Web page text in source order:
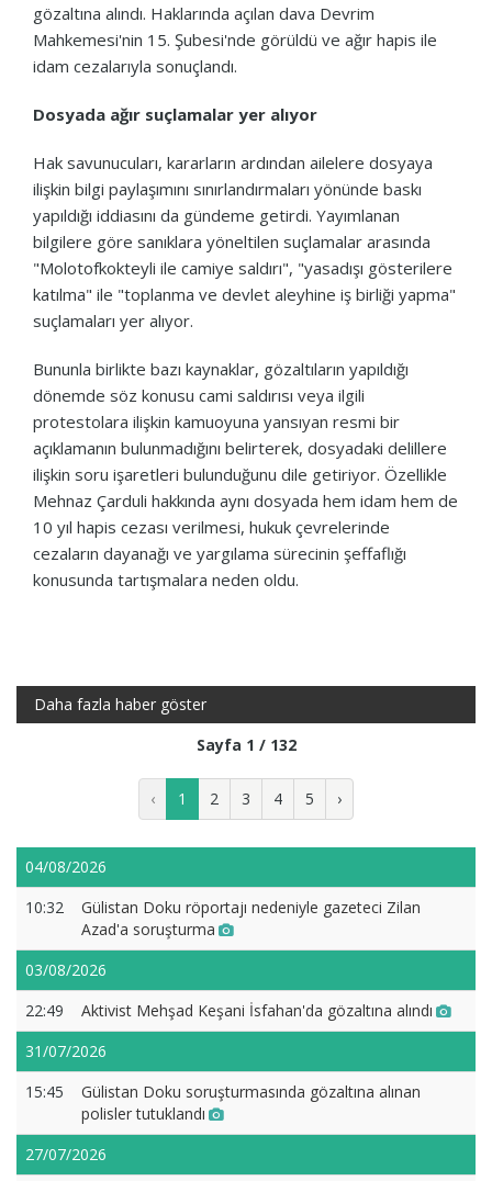
gözaltına alındı. Haklarında açılan dava Devrim
Mahkemesi'nin 15. Şubesi'nde görüldü ve ağır hapis ile
idam cezalarıyla sonuçlandı.
Dosyada ağır suçlamalar yer alıyor
Hak savunucuları, kararların ardından ailelere dosyaya
ilişkin bilgi paylaşımını sınırlandırmaları yönünde baskı
yapıldığı iddiasını da gündeme getirdi. Yayımlanan
bilgilere göre sanıklara yöneltilen suçlamalar arasında
"Molotofkokteyli ile camiye saldırı", "yasadışı gösterilere
katılma" ile "toplanma ve devlet aleyhine iş birliği yapma"
suçlamaları yer alıyor.
Bununla birlikte bazı kaynaklar, gözaltıların yapıldığı
dönemde söz konusu cami saldırısı veya ilgili
protestolara ilişkin kamuoyuna yansıyan resmi bir
açıklamanın bulunmadığını belirterek, dosyadaki delillere
ilişkin soru işaretleri bulunduğunu dile getiriyor. Özellikle
Mehnaz Çarduli hakkında aynı dosyada hem idam hem de
10 yıl hapis cezası verilmesi, hukuk çevrelerinde
cezaların dayanağı ve yargılama sürecinin şeffaflığı
konusunda tartışmalara neden oldu.
Daha fazla haber göster
Sayfa 1 / 132
‹ 1 2 3 4 5 ›
04/08/2026
10:32
Gülistan Doku röportajı nedeniyle gazeteci Zilan
Azad'a soruşturma
03/08/2026
22:49
Aktivist Mehşad Keşani İsfahan'da gözaltına alındı
31/07/2026
15:45
Gülistan Doku soruşturmasında gözaltına alınan
polisler tutuklandı
27/07/2026